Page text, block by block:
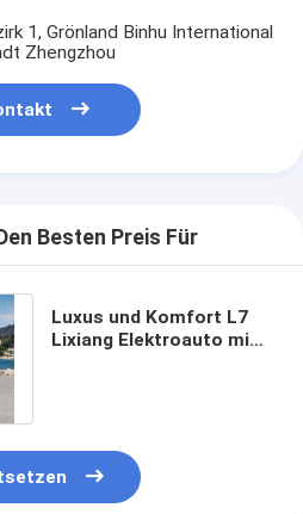
1, Grönland Binhu International
Zhengzhou
Besten Preis Für
Luxus und Komfort L7
Lixiang Elektroauto mit